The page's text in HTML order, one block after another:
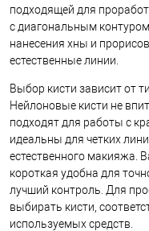
подходящей для
с диагональным
нанесения хны и
естественные линии.
Выбор кисти зависит от
Нейлоновые кисти не
подходят для работы с
идеальны для четких
естественного макияжа.
короткая удобна для
лучший контроль. Для
выбирать кисти,
используемых средств.